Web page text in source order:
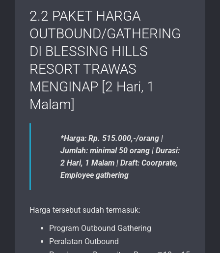
2.2 PAKET HARGA
OUTBOUND/GATHERING
DI BLESSING HILLS
RESORT TRAWAS
MENGINAP [2 Hari, 1
Malam]
*Harga: Rp. 515.000,-/orang |
Jumlah: minimal 50 orang | Durasi:
2 Hari, 1 Malam | Draft: Coorprate,
Employee gathering
Harga tersebut sudah termasuk:
Program Outbound Gathering
Peralatan Outbound